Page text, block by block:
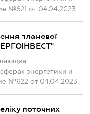
№621 от 04.04.2023
планової
энергетики и
№622 от 04.04.2023
поточних